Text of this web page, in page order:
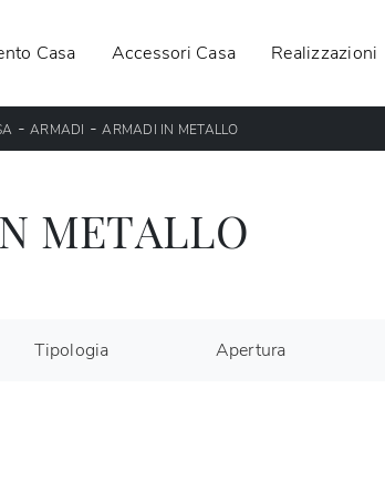
Casa Accessori Casa Realizzazioni
- ARMADI -ARMADI IN METALLO
METALLO
Tipologia Apertura